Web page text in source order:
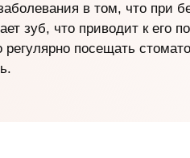
в том, что при
зуб, что приводит к его
регулярно посещать